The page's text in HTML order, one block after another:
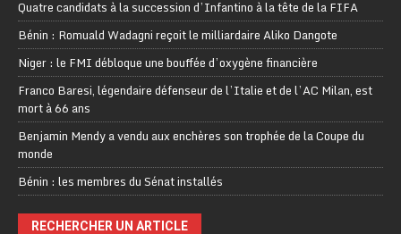
Quatre candidats à la succession d’Infantino à la tête de la FIFA
Bénin : Romuald Wadagni reçoit le milliardaire Aliko Dangote
Niger : le FMI débloque une bouffée d’oxygène financière
Franco Baresi, légendaire défenseur de l’Italie et de l’AC Milan, est
mort à 66 ans
Benjamin Mendy a vendu aux enchères son trophée de la Coupe du
monde
Bénin : les membres du Sénat installés
RECHERCHER UN ARTICLE